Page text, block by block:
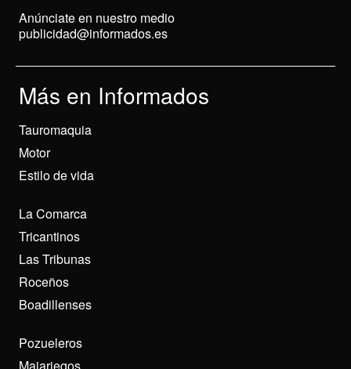
Anúnciate en nuestro medio
publicidad@informados.es
Más en Informados
Tauromaquia
Motor
Estilo de vida
La Comarca
Tricantinos
Las Tribunas
Roceños
Boadillenses
Pozueleros